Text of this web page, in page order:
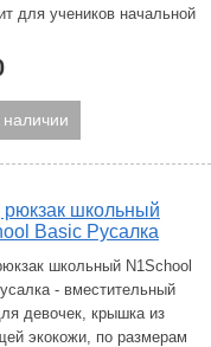
для учеников начальной
наличии
рюкзак школьный
Basic Русалка
школьный N1School
- вместительный
девочек, крышка из
экокожи, по размерам